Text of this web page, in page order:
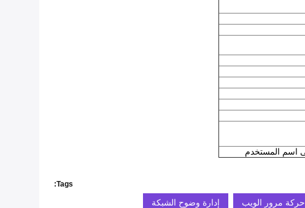
اسم المستخدم
Tags:
مرور الويب إدارة وضوح الشبكة